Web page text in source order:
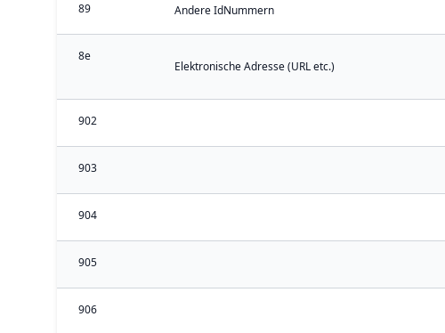
89 Andere IdNummern
8e
Elektronische Adresse (URL etc.)
902
903
904
905
906